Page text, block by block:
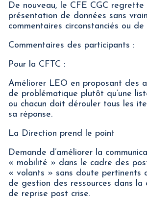
De nouveau, le CFE CGC regrette
présentation de données sans
commentaires circonstanciés ou
Commentaires des participants :
Pour la CFTC :
Améliorer LEO en proposant des
de problématique plutôt qu’une
ou chacun doit dérouler tous les
sa réponse.
La Direction prend le point
Demande d’améliorer la
« mobilité » dans le cadre des
« volants » sans doute pertinents
de gestion des ressources dans la
de reprise post crise.